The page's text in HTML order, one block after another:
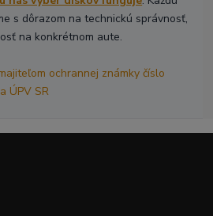
s dôrazom na technickú správnosť,
na konkrétnom aute.
ochrannej známky číslo
ÚPV SR